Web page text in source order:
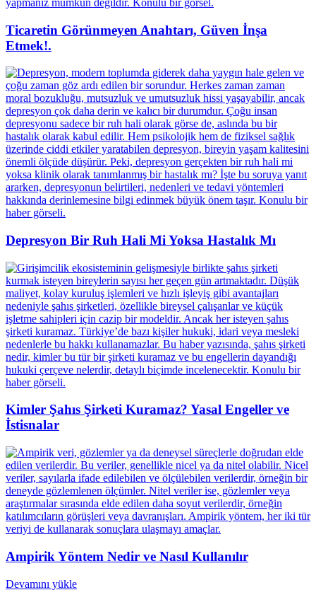
Ticaretin Görünmeyen Anahtarı, Güven İnşa
Etmek!.
Depresyon Bir Ruh Hali Mi Yoksa Hastalık Mı
Kimler Şahıs Şirketi Kuramaz? Yasal Engeller ve
İstisnalar
Ampirik Yöntem Nedir ve Nasıl Kullanılır
Devamını yükle